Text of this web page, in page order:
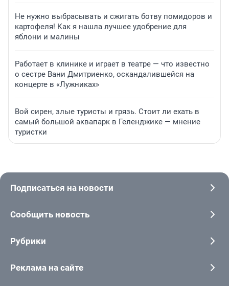
Не нужно выбрасывать и сжигать ботву помидоров и
картофеля! Как я нашла лучшее удобрение для
яблони и малины
Работает в клинике и играет в театре — что известно
о сестре Вани Дмитриенко, оскандалившейся на
концерте в «Лужниках»
Вой сирен, злые туристы и грязь. Стоит ли ехать в
самый большой аквапарк в Геленджике — мнение
туристки
Подписаться на новости
Сообщить новость
Рубрики
Реклама на сайте